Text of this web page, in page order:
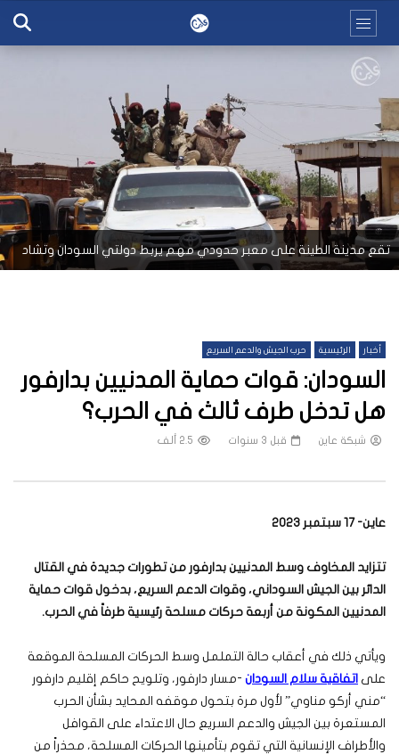
تقع مدينة الطينة على معبر حدودي مهم يربط دولتي السودان وتشاد
أخبار الرئيسية حرب الجيش والدعم السريع
السودان: قوات حماية المدنيين بدارفور
هل تدخل طرف ثالث في الحرب؟
شبكة عاين قبل 3 سنوات 2.5 ألف
عاين- 17 سبتمبر 2023
تتزايد المخاوف وسط المدنيين بدارفور من تطورات جديدة في القتال
الدائر بين الجيش السوداني، وقوات الدعم السريع، بدخول قوات حماية
المدنيين المكونة من أربعة حركات مسلحة رئيسية طرفاً في الحرب.
ويأتي ذلك في أعقاب حالة التململ وسط الحركات المسلحة الموقعة
على اتفاقية سلام السودان -مسار دارفور، وتلويح حاكم إقليم دارفور
“مني أركو مناوي” لأول مرة بتحول موقفه المحايد بشأن الحرب
المستعرة بين الجيش والدعم السريع حال الاعتداء على القوافل
والأطراف الإنسانية التي تقوم بتأمينها الحركات المسلحة، محذراً من